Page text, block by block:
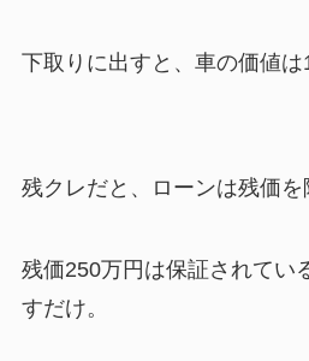
下取りに出すと、車の価値は
残クレだと、ローンは残価を
残価250万円は保証されてい
すだけ。